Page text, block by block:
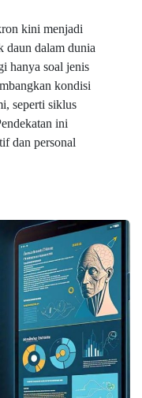
kini menjadi
daun dalam dunia
hanya soal jenis
kondisi
seperti siklus
ini
dan personal